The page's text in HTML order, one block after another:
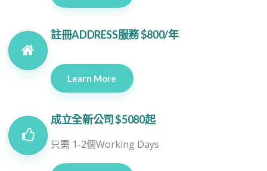
註冊ADDRESS服務 $800/年
Learn More
成立全新公司 $5080起
只需 1-2個Working Days